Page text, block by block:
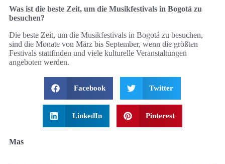
Was ist die beste Zeit, um die Musikfestivals in Bogotá zu
besuchen?
Die beste Zeit, um die Musikfestivals in Bogotá zu besuchen,
sind die Monate von März bis September, wenn die größten
Festivals stattfinden und viele kulturelle Veranstaltungen
angeboten werden.
Facebook Twitter
LinkedIn Pinterest
Mas